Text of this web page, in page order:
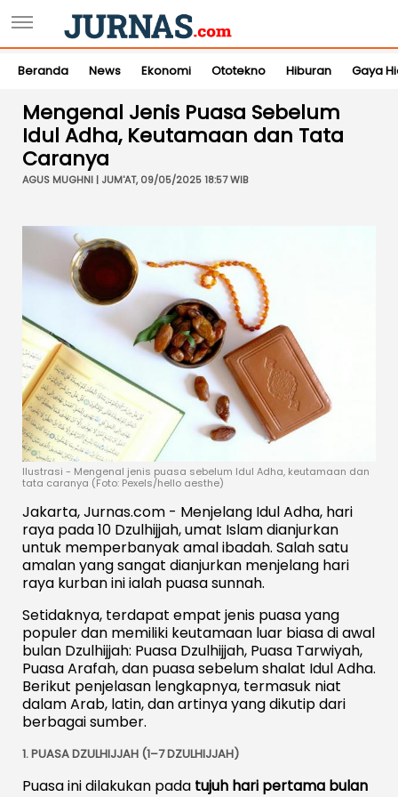
Beranda News Ekonomi Ototekno Hiburan Gaya
Mengenal Jenis Puasa Sebelum
Idul Adha, Keutamaan dan Tata
Caranya
AGUS MUGHNI | JUM'AT, 09/05/2025 18:57 WIB
Ilustrasi - Mengenal jenis puasa sebelum Idul Adha, keutamaan dan
tata caranya (Foto: Pexels/hello aesthe)
Jakarta, Jurnas.com - Menjelang Idul Adha, hari
raya pada 10 Dzulhijjah, umat Islam dianjurkan
untuk memperbanyak amal ibadah. Salahsatu
amalanyangsangat dianjurkan menjelang hari
raya kurban ini ialah puasasunnah.
Setidaknya, terdapat empat jenis puasayang
populerdan memiliki keutamaan luar biasadiawal
bulan Dzulhijjah: Puasa Dzulhijjah, Puasa Tarwiyah,
PuasaArafah,dan puasasebelumshalat IdulAdha.
Berikut penjelasan lengkapnya, termasuk niat
dalamArab, latin,danartinya yang dikutip dari
berbagai sumber.
1.PUASADZULHIJJAH (1–7DZULHIJJAH)
Puasainidilakukan pada tujuh hari pertama bulan